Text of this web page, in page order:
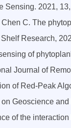
Sensing. 2021,
Chen C. The
Research,
of
Journal of
of Red-Peak
Geoscience
of the